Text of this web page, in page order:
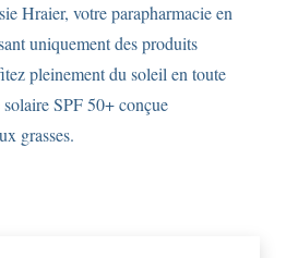
Hraier, votre parapharmacie en
uniquement des produits
pleinement du soleil en toute
SPF 50+ conçue
grasses.